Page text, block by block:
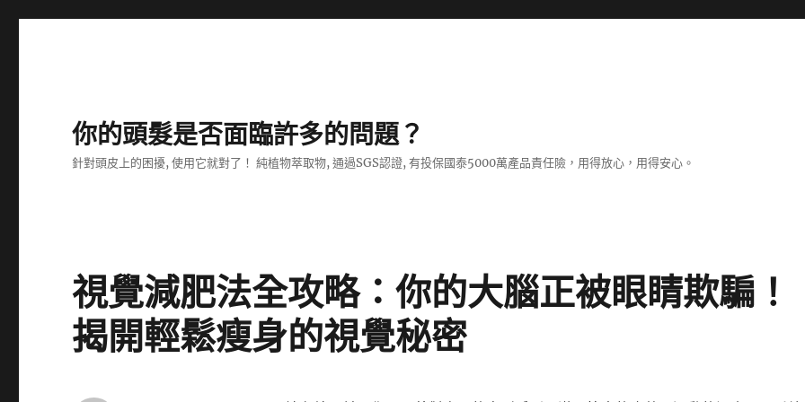
你的頭髮是否面臨許多的問題？
針對頭皮上的困擾, 使用它就對了！ 純植物萃取物, 通過SGS認證, 有投保國泰5000萬產品責任險，用得放心，用得安心。
視覺減肥法全攻略：你的大腦正被眼睛欺騙！
揭開輕鬆瘦身的視覺秘密